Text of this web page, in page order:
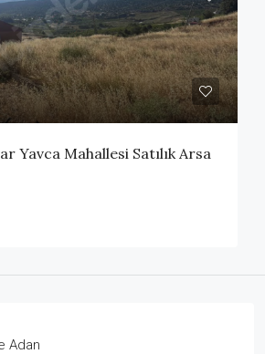
Yavca Mahallesi Satılık Arsa
Adan